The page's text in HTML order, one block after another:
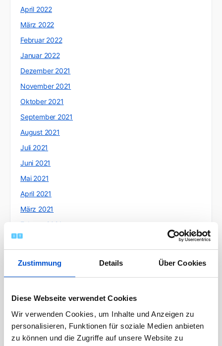
Zustimmung Details Über Cookies
Diese Webseite verwendet Cookies
Wir verwenden Cookies, um Inhalte und Anzeigen zu
personalisieren, Funktionen für soziale Medien anbieten
zu können und die Zugriffe auf unsere Website zu
April 2022
März 2022
Februar 2022
Januar 2022
Dezember 2021
November 2021
Oktober 2021
September 2021
August 2021
Juli 2021
Juni 2021
Mai 2021
April 2021
März 2021
Februar 2021
Januar 2021
September 2020
August 2020